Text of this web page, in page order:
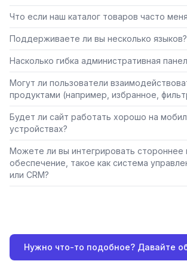
Что если наш каталог товаров часто
Поддерживаете ли вы несколько языков?
Насколько гибка административная
Могут ли пользователи
продуктами (например, избранное,
Будет ли сайт работать хорошо на
устройствах?
Можете ли вы интегрировать стороннее
обеспечение, такое как система
или CRM?
Нужно что-то подобное? Давайте